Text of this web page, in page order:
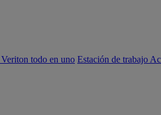
todo en uno Estación de trabajo